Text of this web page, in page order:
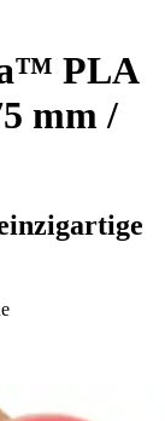
PLA
mm /